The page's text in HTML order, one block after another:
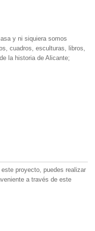
y ni siquiera somos
cuadros, esculturas, libros,
la historia de Alicante;
proyecto, puedes realizar
a través de este